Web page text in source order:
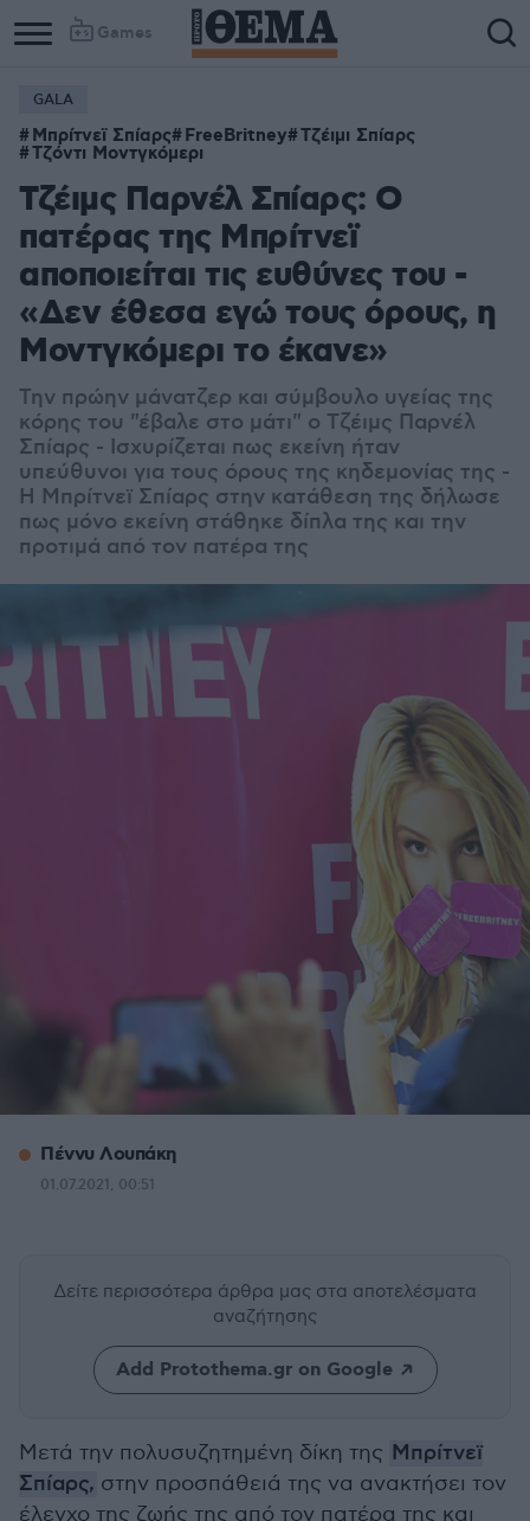
Games
GALA
Μπρίτνεϊ Σπίαρς FreeBritney Τζέιμι Σπίαρς
Τζόντι Μοντγκόμερι
Τζέιμς Παρνέλ Σπίαρς: Ο
πατέρας της Μπρίτνεϊ
αποποιείται τις ευθύνες του -
«Δεν έθεσα εγώ τους όρους, η
Μοντγκόμερι το έκανε»
Την πρώην μάνατζερ και σύμβουλο υγείας της
κόρης του "έβαλε στο μάτι" ο Τζέιμς Παρνέλ
Σπίαρς - Ισχυρίζεται πως εκείνη ήταν
υπεύθυνοι για τους όρους της κηδεμονίας της -
Η Μπρίτνεϊ Σπίαρς στην κατάθεση της δήλωσε
πως μόνο εκείνη στάθηκε δίπλα της και την
προτιμά από τον πατέρα της
Πέννυ Λουπάκη
01.07.2021, 00:51
Δείτε περισσότερα άρθρα μας στα αποτελέσματα
αναζήτησης
Add Protothema.gr on Google
Μετά την πολυσυζητημένη δίκη της Μπρίτνεϊ
Σπίαρς, στην προσπάθειά της να ανακτήσει τον
έλεγχο της ζωής της από τον πατέρα της και